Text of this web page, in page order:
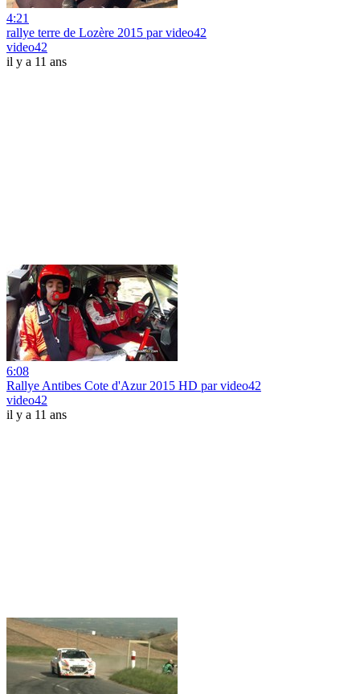
4:21
rallye terre de Lozère 2015 par video42
video42
il y a 11 ans
6:08
Rallye Antibes Cote d'Azur 2015 HD par video42
video42
il y a 11 ans